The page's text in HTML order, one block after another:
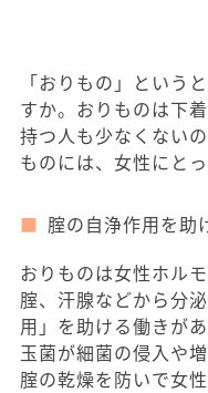
「おりもの」という
すか。おりものは下
持つ人も少なくない
ものには、女性にと
腟の自浄作用を助
おりものは女性ホル
腟、汗腺などから分
用」を助ける働きが
玉菌が細菌の侵入や
腟の乾燥を防いで女